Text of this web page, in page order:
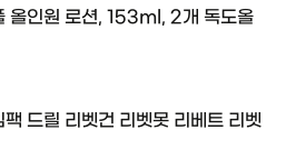
올인원 로션, 153ml, 2개 독도올
드릴 리벳건 리벳못 리베트 리벳